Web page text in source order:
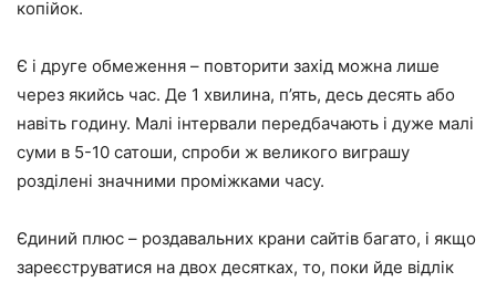
копійок.
Є і друге обмеження – повторити захід можна лише
через якийсь час. Де 1 хвилина, п’ять, десь десять або
навіть годину. Малі інтервали передбачають і дуже малі
суми в 5-10 сатоши, спроби ж великого виграшу
розділені значними проміжками часу.
Єдиний плюс – роздавальних крани сайтів багато, і якщо
зареєструватися на двох десятках, то, поки йде відлік